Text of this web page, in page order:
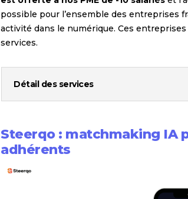
possible pour l’ensemble des entreprises
activité dans le numérique. Ces
services.
Détail des services
Steerqo : matchmaking IA
adhérents